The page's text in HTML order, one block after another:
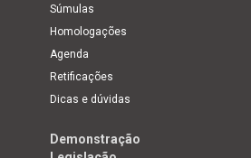
Súmulas
Homologações
Agenda
Retificações
Dicas e dúvidas
Demonstração